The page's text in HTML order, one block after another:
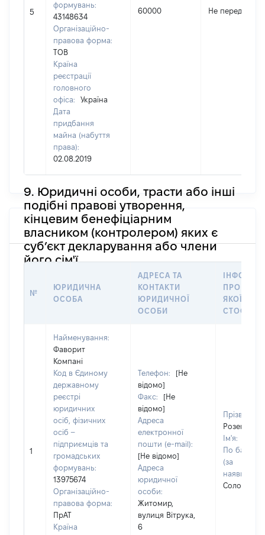
5
формувань:
43148634
Організаційно-
правова форма:
ТОВ
Країна
реєстрації
головного
офіса:
Україна
Дата
придбання
майна (набуття
права):
02.08.2019
60000 Не передано
9. Юридичні особи, трасти або інші
подібні правові утворення,
кінцевим бенефіціарним
власником (контролером) яких є
суб’єкт декларування або члени
його сім'ї
№
ЮРИДИЧНА
ОСОБА
АДРЕСА ТА
КОНТАКТИ
ЮРИДИЧНОЇ
ОСОБИ
ПРО
ЯКОЇ
1
Найменування:
Фаворит
Компані
Код в Єдиному
державному
реєстрі
юридичних
осіб, фізичних
осіб –
підприємців та
громадських
формувань:
13975674
Організаційно-
правова форма:
ПрАТ
Країна
Телефон:
[Не
відомо]
Факс:
[Не
відомо]
Адреса
електронної
пошти (e-mail):
[Не відомо]
Адреса
юридичної
особи:
Житомир,
вулиця Вітрука,
6
Прізвище:
Розенблат
Ім'я:
По
(за
наявності):